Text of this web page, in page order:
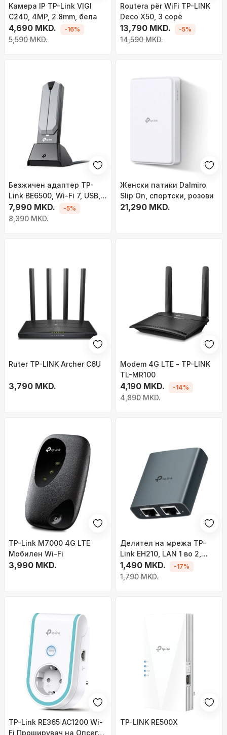
Kамера IP TP-Link VIGI
C240, 4MP, 2.8mm, бела
4,690 MKD.
5,590 MKD.
-16%
Routera për WiFi TP-LINK
Deco X50, 3 copë
13,790 MKD.
14,590 MKD.
-5%
Безжичен адаптер TP-
Link BE6500, Wi‑Fi 7, USB,
сив
7,990 MKD.
8,390 MKD.
-5%
Женски патики Dalmiro
Slip On, спортски, розови
21,290 MKD.
Ruter TP-LINK Archer C6U
3,790 MKD.
Modem 4G LTE - TP-LINK
TL-MR100
4,190 MKD.
4,890 MKD.
-14%
TP-Link M7000 4G LTE
Мобилен Wi-Fi
3,990 MKD.
Делител на мрежа TP-
Link EH210, LAN 1 во 2,
RJ45, црн
1,490 MKD.
1,790 MKD.
-17%
TP-Link RE365 AC1200 Wi-
Fi Проширувач на Опсег
TP-LINK RE500X